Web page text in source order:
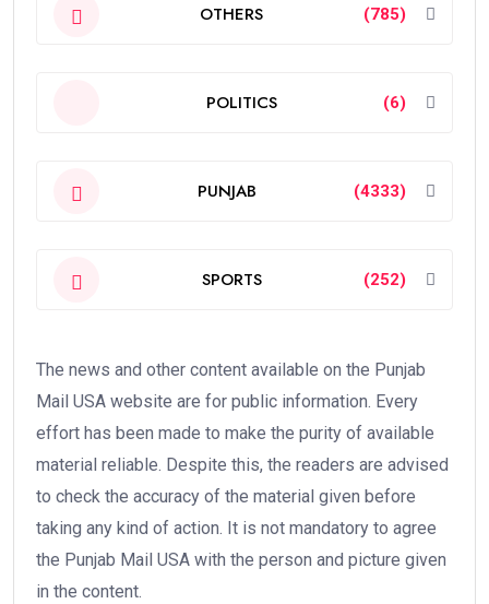
OTHERS (785)
POLITICS (6)
PUNJAB (4333)
SPORTS (252)
The news and other content available on the Punjab
Mail USA website are for public information. Every
effort has been made to make the purity of available
material reliable. Despite this, the readers are advised
to check the accuracy of the material given before
taking any kind of action. It is not mandatory to agree
the Punjab Mail USA with the person and picture given
in the content.